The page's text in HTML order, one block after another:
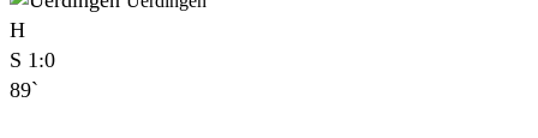
H
S 1:0
89`